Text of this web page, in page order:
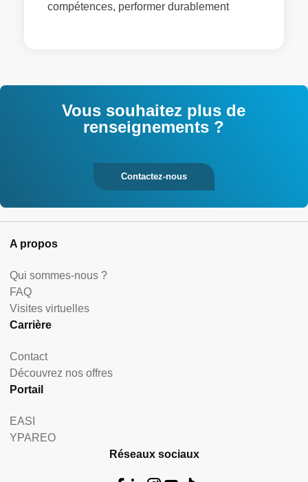
compétences, performer durablement
Vous souhaitez plus de
renseignements ?
Contactez-nous
A propos
Qui sommes-nous ?
FAQ
Visites virtuelles
Carrière
Contact
Découvrez nos offres
Portail
EASI
YPAREO
Réseaux sociaux